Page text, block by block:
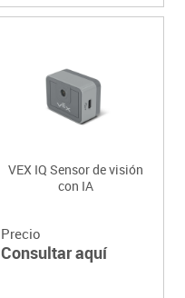
VEX IQ Sensor de visión
con IA
Precio
Consultar aquí